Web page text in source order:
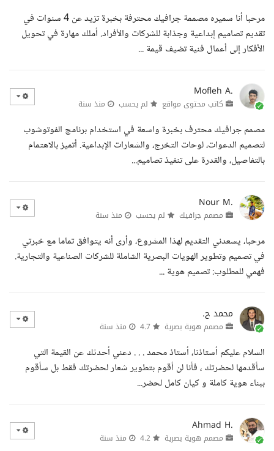
مرحبا أنا سميره مصممة جرافيك محترفة بخبرة تزيد عن 4 سنوات في
تقديم تصاميم إبداعية وجذابة للشركات والأفراد. أملك مهارة في تحويل
الأفكار إلى أعمال فنية تضيف قيمة ...
Mofleh A.
كاتب محتوى مواقع لم يحسب منذ سنة
مصمم جرافيك محترف بخبرة واسعة في استخدام برنامج الفوتوشوب
لتصميم الدعوات، لوحات التخرج، والشعارات الإبداعية. أتميز بالاهتمام
بالتفاصيل، والقدرة على تنفيذ تصاميم...
Nour M.
مصمم جرافيك لم يحسب منذ سنة
مرحبا، يسعدني التقديم لهذا المشروع، وأرى أنه يتوافق تماما مع خبرتي
في تصميم وتطوير الهويات البصرية الشاملة للشركات الصناعية والتجارية.
فهمي للمطلوب: تصميم هوية ...
محمد ح.
مصمم هوية بصرية منذ سنة
السلام عليكم أستاذنا، أستاذ محمد . . . دعني أحدثك عن القيمة التي
سأقدمها لحضرتك ، فأنا لن أقوم بتطوير شعار لحضرتك فقط بل سأقوم
ببناء هوية كاملة و كيان كامل لحضر...
Ahmad H.
مصمم هوية بصرية منذ سنة